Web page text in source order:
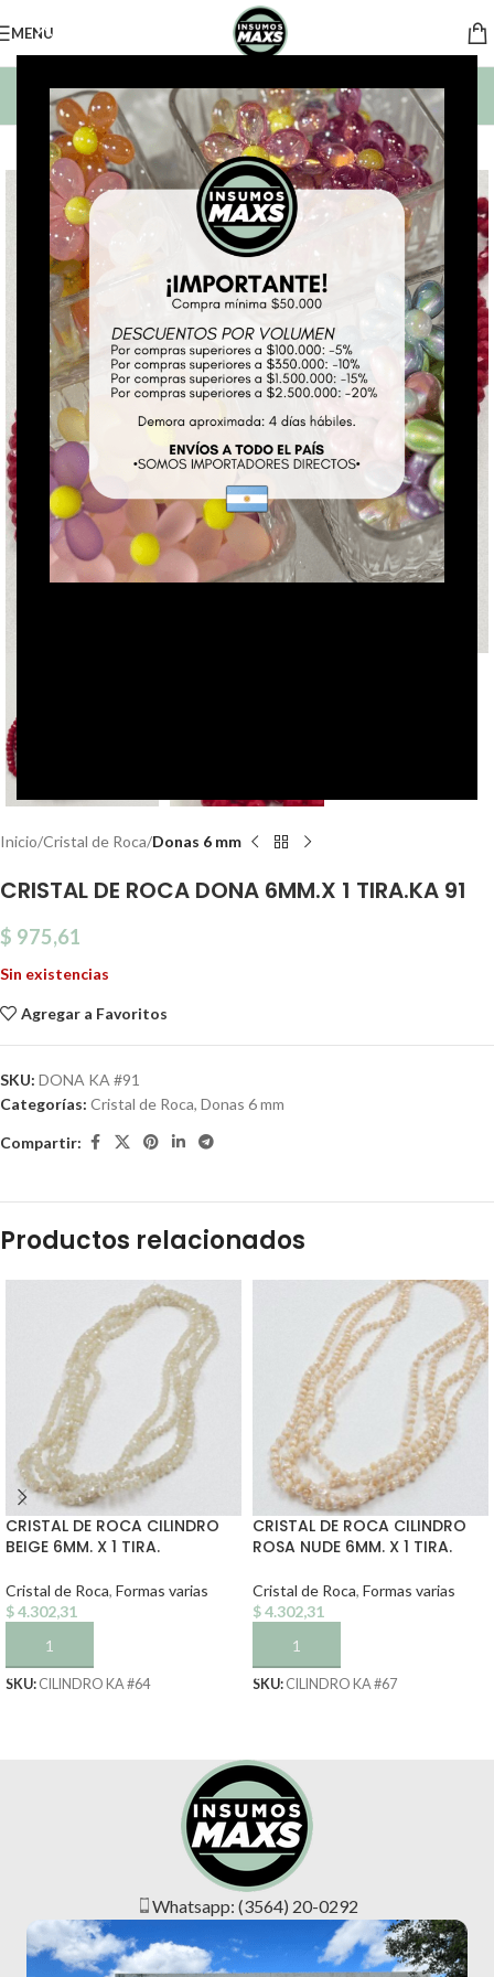
MENU
BUSCAR PRODUCTOS
*
Inicio Cristal de Roca Donas 6 mm
CRISTAL DE ROCA DONA 6MM.X 1 TIRA.KA 91
$ 975,61
Sin existencias
Agregar a Favoritos
SKU: DONA KA #91
Categorías: Cristal de Roca, Donas 6 mm
Compartir:
Productos relacionados
CRISTAL DE ROCA CILINDRO
BEIGE 6MM. X 1 TIRA.
Cristal de Roca, Formas varias
$4.302,31
AÑADIR AL CARRITO
SKU: CILINDRO KA #64
CRISTAL DE ROCA CILINDRO
ROSA NUDE 6MM. X 1 TIRA.
Cristal de Roca, Formas varias
$4.302,31
AÑADIR AL CARRITO
SKU: CILINDRO KA #67
Whatsapp: (3564) 20-0292